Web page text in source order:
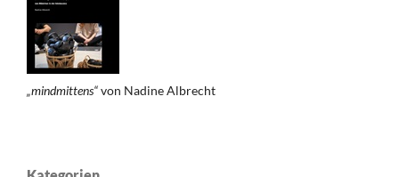
„mindmittens“von Nadine Albrecht